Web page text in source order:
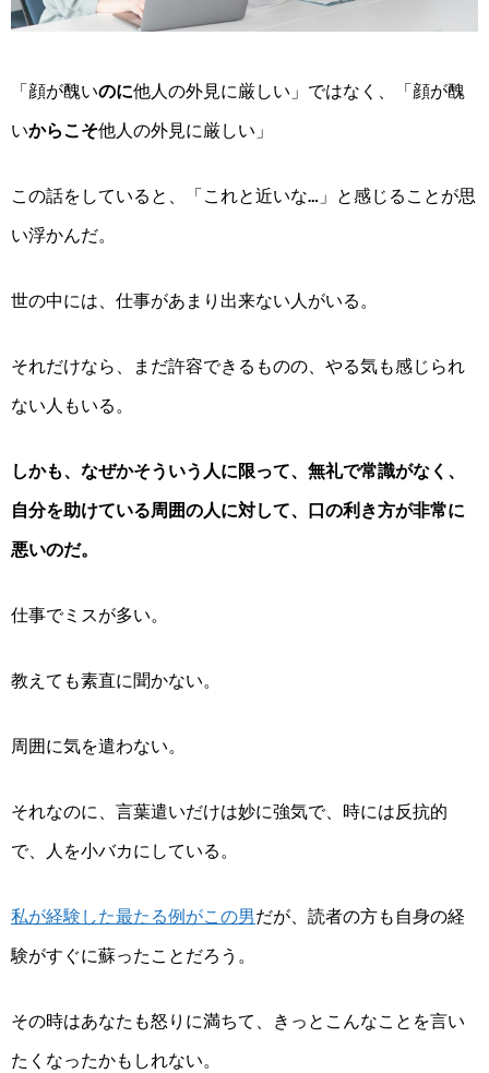
「顔が醜いのに他人の外見に厳しい」ではなく、「顔が醜
いからこそ他人の外見に厳しい」
この話をしていると、「これと近いな…」と感じることが思
い浮かんだ。
世の中には、 仕事があまり出来ない 人がいる 。
それだけなら、まだ許容できるものの 、やる気も感じられ
ない 人もいる。
しかも、なぜかそういう人に限って、無礼で常識がなく、
自分を助けている周囲の人に対して、 口の利き方が非常に
悪いのだ。
仕事でミスが多い。
教えても素直に聞かない。
周囲に気を遣わない。
それなのに、言葉遣いだけは妙に強気で、時には反抗的
で、人を小バカにしている 。
私が経験した最たる例がこの男だが、読者の方も自身の経
験がすぐに蘇ったことだろう。
その時はあなたも怒りに満ちて、きっとこんなことを言い
たくなったかもしれない。